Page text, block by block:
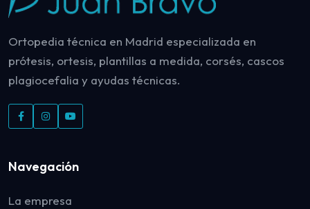
Ortopedia técnica en Madrid especializada en
prótesis, ortesis, plantillas a medida, corsés, cascos
plagiocefalia y ayudas técnicas.
Navegación
La empresa